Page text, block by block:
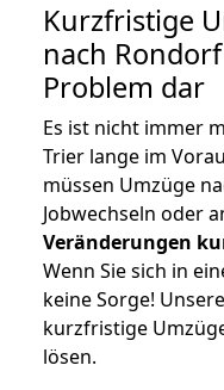
Kurzfristige
nach
Problem dar
Es ist nicht immer
Trier lange im
müssen Umzüge
Jobwechseln oder
Veränderungen
Wenn Sie sich in
keine Sorge!
kurzfristige
lösen.